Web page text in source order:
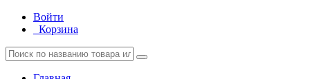
Войти
Корзина